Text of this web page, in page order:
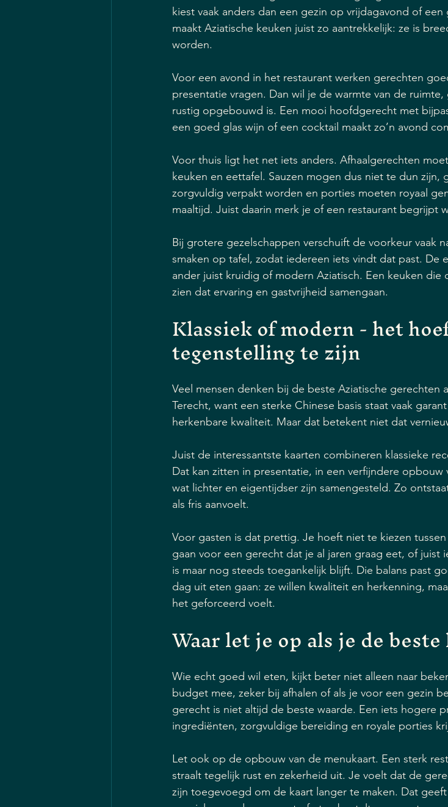
kiest vaak anders dan een gezin op vrijdagavond of
maakt Aziatische keuken juist zo aantrekkelijk: ze is
worden.
Voor een avond in het restaurant werken gerechten
presentatie vragen. Dan wil je de warmte van de
rustig opgebouwd is. Een mooi hoofdgerecht met
een goed glas wijn of een cocktail maakt zo’n avond
Voor thuis ligt het net iets anders. Afhaalgerechten
keuken en eettafel. Sauzen mogen dus niet te dun
zorgvuldig verpakt worden en porties moeten royaal
maaltijd. Juist daarin merk je of een restaurant begrijpt
Bij grotere gezelschappen verschuift de voorkeur vaak
smaken op tafel, zodat iedereen iets vindt dat past. De
ander juist kruidig of modern Aziatisch. Een keuken die
zien dat ervaring en gastvrijheid samengaan.
Klassiek of modern - het
tegenstelling te zijn
Veel mensen denken bij de beste Aziatische gerechten
Terecht, want een sterke Chinese basis staat vaak
herkenbare kwaliteit. Maar dat betekent niet dat
Juist de interessantste kaarten combineren klassieke
Dat kan zitten in presentatie, in een verfijndere
wat lichter en eigentijdser zijn samengesteld. Zo
als fris aanvoelt.
Voor gasten is dat prettig. Je hoeft niet te kiezen
gaan voor een gerecht dat je al jaren graag eet, of juist
is maar nog steeds toegankelijk blijft. Die balans past
dag uit eten gaan: ze willen kwaliteit en herkenning,
het geforceerd voelt.
Waar let je op als je de
Wie echt goed wil eten, kijkt beter niet alleen naar
budget mee, zeker bij afhalen of als je voor een gezin
gerecht is niet altijd de beste waarde. Een iets hogere
ingrediënten, zorgvuldige bereiding en royale porties
Let ook op de opbouw van de menukaart. Een sterk
straalt tegelijk rust en zekerheid uit. Je voelt dat de
zijn toegevoegd om de kaart langer te maken. Dat